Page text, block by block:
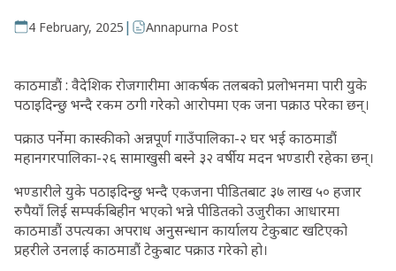
4 February, 2025 | Annapurna Post
काठमाडौं : वैदेशिक रोजगारीमा आकर्षक तलबको प्रलोभनमा पारी युके
पठाइदिन्छु भन्दै रकम ठगी गरेको आरोपमा एक जना पक्राउ परेका छन्।
पक्राउ पर्नेमा कास्कीको अन्नपूर्ण गाउँपालिका-२ घर भई काठमाडौं
महानगरपालिका-२६ सामाखुसी बस्ने ३२ वर्षीय मदन भण्डारी रहेका छन्।
भण्डारीले युके पठाइदिन्छु भन्दै एकजना पीडितबाट ३७ लाख ५० हजार
रुपैयाँ लिई सम्पर्कबिहीन भएको भन्ने पीडितको उजुरीका आधारमा
काठमाडौं उपत्यका अपराध अनुसन्धान कार्यालय टेकुबाट खटिएको
प्रहरीले उनलाई काठमाडौं टेकुबाट पक्राउ गरेको हो।